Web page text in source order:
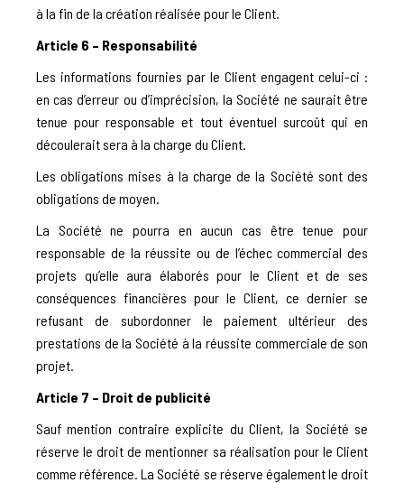
à la fin de la création réalisée pour le Client.
Article 6 – Responsabilité
Les informations fournies par le Client engagent celui-ci :
en cas d’erreur ou d’imprécision, la Société ne saurait être
tenue pour responsable et tout éventuel surcoût qui en
découlerait sera à la charge du Client.
Les obligations mises à la charge de la Société sont des
obligations de moyen.
La Société ne pourra en aucun cas être tenue pour
responsable de la réussite ou de l’échec commercial des
projets qu’elle aura élaborés pour le Client et de ses
conséquences financières pour le Client, ce dernier se
refusant de subordonner le paiement ultérieur des
prestations de la Société à la réussite commerciale de son
projet.
Article 7 – Droit de publicité
Sauf mention contraire explicite du Client, la Société se
réserve le droit de mentionner sa réalisation pour le Client
comme référence. La Société se réserve également le droit